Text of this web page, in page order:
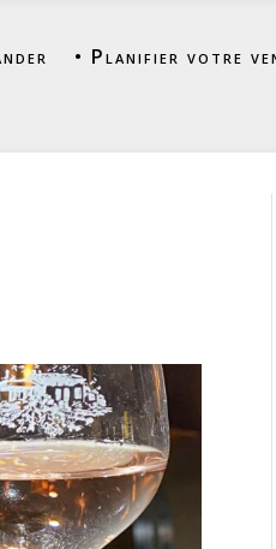
• Planifier votre